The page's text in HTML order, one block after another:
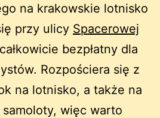
na krakowskie lotnisko
przy ulicy Spacerowej
bezpłatny dla
Rozpościera się z
na lotnisko, a także na
więc warto